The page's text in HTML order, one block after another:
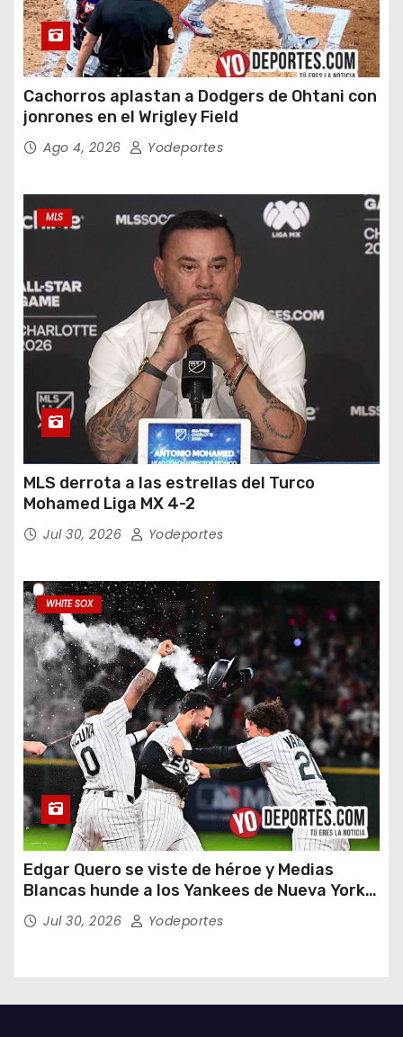
Cachorros aplastan a Dodgers de Ohtani con
jonrones en el Wrigley Field
Ago 4, 2026 Yodeportes
MLS
MLS derrota a las estrellas del Turco
Mohamed Liga MX 4-2
Jul 30, 2026 Yodeportes
WHITE SOX
Edgar Quero se viste de héroe y Medias
Blancas hunde a los Yankees de Nueva York
en doce entradas
Jul 30, 2026 Yodeportes